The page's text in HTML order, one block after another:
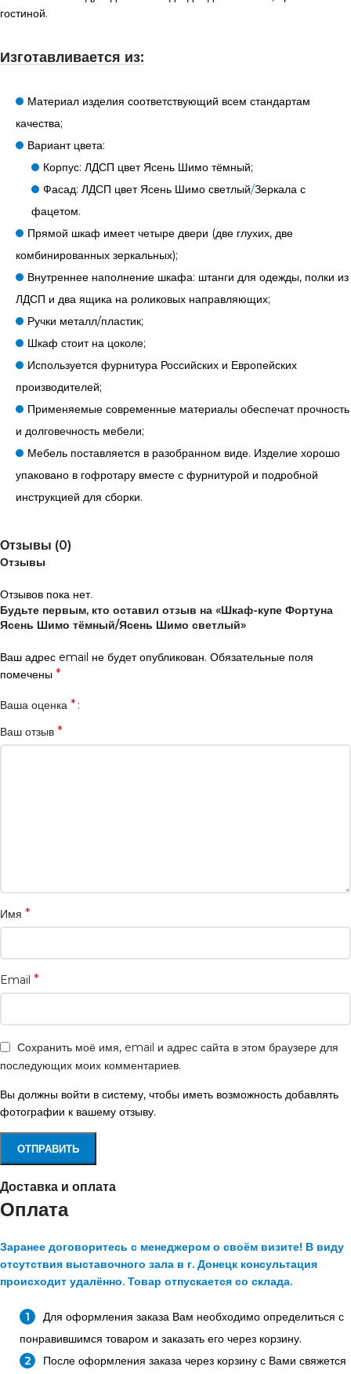
гостиной.
Изготавливается из:
Материал изделия соответствующий всем стандартам
качества;
Вариант цвета:
Корпус: ЛДСП цвет Ясень Шимо тёмный;
Фасад: ЛДСП цвет Ясень Шимо светлый/Зеркала с
фацетом.
Прямой шкаф имеет четыре двери (две глухих, две
комбинированных зеркальных);
Внутреннее наполнение шкафа: штанги для одежды, полки из
ЛДСП и два ящика на роликовых направляющих;
Ручки металл/пластик;
Шкаф стоит на цоколе;
Используется фурнитура Российских и Европейских
производителей;
Применяемые современные материалы обеспечат прочность
и долговечность мебели;
Мебель поставляется в разобранном виде. Изделие хорошо
упаковано в гофротару вместе с фурнитурой и подробной
инструкцией для сборки.
Отзывы (0)
Отзывы
Отзывов пока нет.
Будьте первым, кто оставил отзыв на «Шкаф-купе Фортуна
Ясень Шимо тёмный/Ясень Шимо светлый»
Ваш адрес email не будет опубликован. Обязательные поля
помечены *
Ваша оценка *
Ваш отзыв *
Имя *
Email *
Сохранить моё имя, email и адрес сайта в этом браузере для
последующих моих комментариев.
Вы должны войти в систему, чтобы иметь возможность добавлять
фотографии к вашему отзыву.
Доставка и оплата
Оплата
Заранее договоритесь с менеджером о своём визите! В виду
отсутствия выставочного зала в г. Донецк консультация
происходит удалённо. Товар отпускается со склада.
Для оформления заказа Вам необходимо определиться с
понравившимся товаром и заказать его через корзину.
После оформления заказа через корзину с Вами свяжется